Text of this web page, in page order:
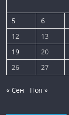
5
6
12
13
19
20
26
27
« Сен Ноя »